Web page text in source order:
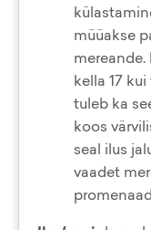
müüakse
kella 17
tuleb ka
koos
seal ilus
vaadet